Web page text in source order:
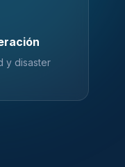
y disaster